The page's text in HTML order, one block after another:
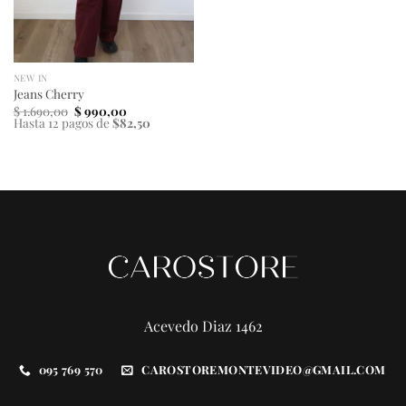
NEW IN
Jeans Cherry
$1.690,00 El
precio
original
$990,00El
precio
actual
Hasta 12 pagos de$82,50
Acevedo Diaz 1462
095 769 570 CAROSTOREMONTEVIDEO@GMAIL.COM